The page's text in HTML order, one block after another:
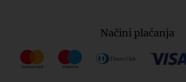
Načini plaćanja